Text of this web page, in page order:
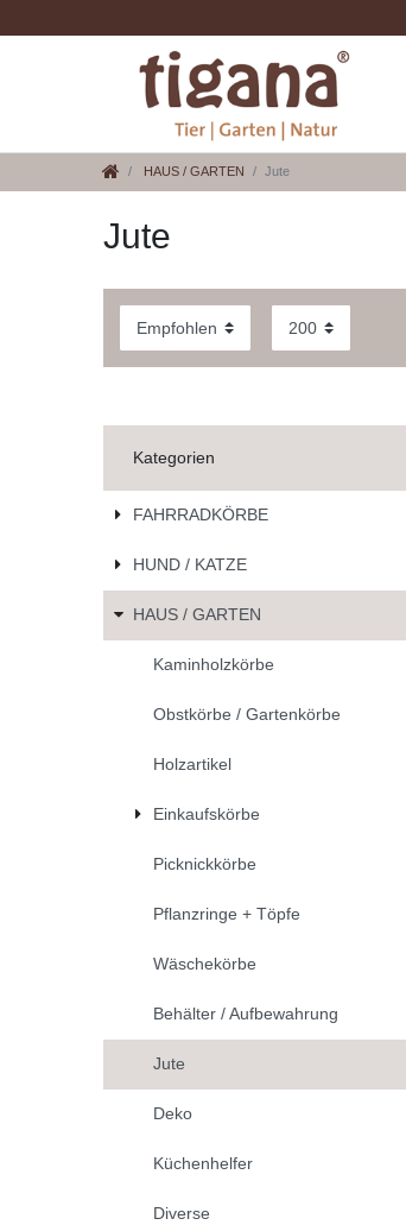
HAUS / GARTEN Jute
Jute
Kategorien
FAHRRADKÖRBE
HUND / KATZE
HAUS / GARTEN
Kaminholzkörbe
Obstkörbe / Gartenkörbe
Holzartikel
Einkaufskörbe
Picknickkörbe
Pflanzringe + Töpfe
Wäschekörbe
Behälter / Aufbewahrung
Jute
Deko
Küchenhelfer
Diverse